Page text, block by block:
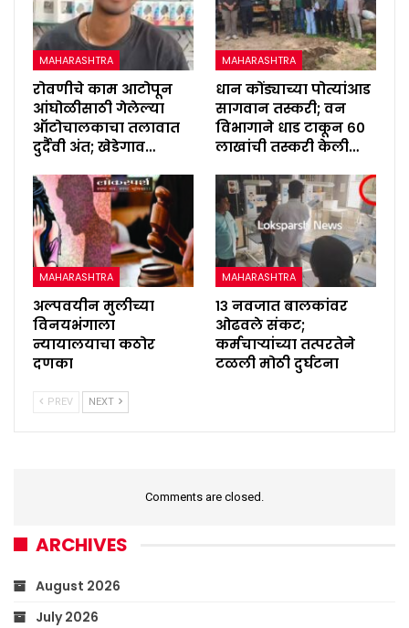
MAHARASHTRA
रोवणीचे काम आटोपून
आंघोळीसाठी गेलेल्या
ऑटोचालकाचा तलावात
दुर्दैवी अंत; खेडेगाव…
MAHARASHTRA
धान कोंड्याच्या पोत्यांआड
सागवान तस्करी; वन
विभागाने धाड टाकून ६०
लाखांची तस्करी केली…
MAHARASHTRA
अल्पवयीन मुलीच्या
विनयभंगाला
न्यायालयाचा कठोर
दणका
MAHARASHTRA
१३ नवजात बालकांवर
ओढवले संकट;
कर्मचाऱ्यांच्या तत्परतेने
टळली मोठी दुर्घटना
PREV NEXT
Comments are closed.
ARCHIVES
August 2026
July 2026